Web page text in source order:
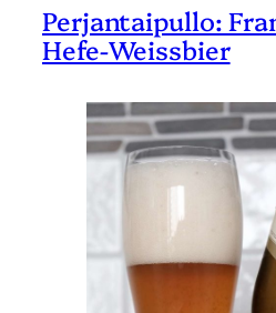
Perjantaipullo:
Hefe-Weissbier